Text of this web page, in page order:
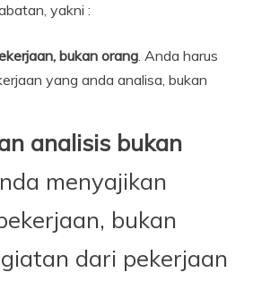
yakni :
bukan orang. Anda harus
yang anda analisa, bukan
analisis bukan
menyajikan
bukan
dari pekerjaan